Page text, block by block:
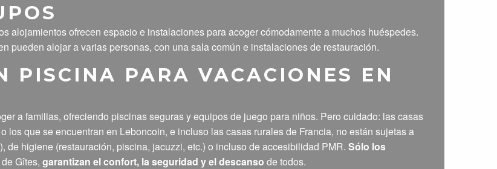
alojamientos ofrecen espacio e instalaciones para acoger cómodamente a muchos huéspedes.
pueden alojar a varias personas, con una sala común e instalaciones de restauración.
PISCINA PARA VACACIONES EN
a familias, ofreciendo piscinas seguras y equipos de juego para niños. Pero cuidado: las casas
que se encuentran en Leboncoin, e incluso las casas rurales de Francia, no están sujetas a
de higiene (restauración, piscina, jacuzzi, etc.) o incluso de accesibilidad PMR. Sólo los
Gîtes, garantizan el confort, la seguridad y el descanso de todos.